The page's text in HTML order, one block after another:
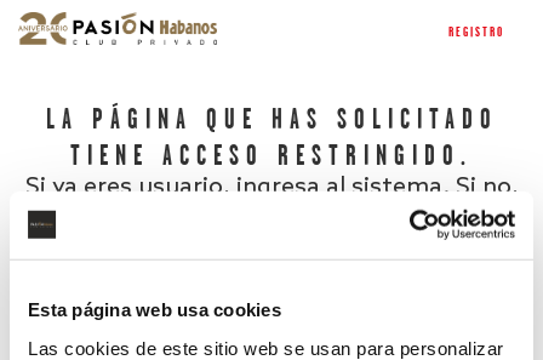
Esta página web usa cookies
Las cookies de este sitio web se usan para personalizar
REGISTRO
LA PÁGINA QUE HAS SOLICITADO
TIENE ACCESO RESTRINGIDO.
Si ya eres usuario, ingresa al sistema. Si no,